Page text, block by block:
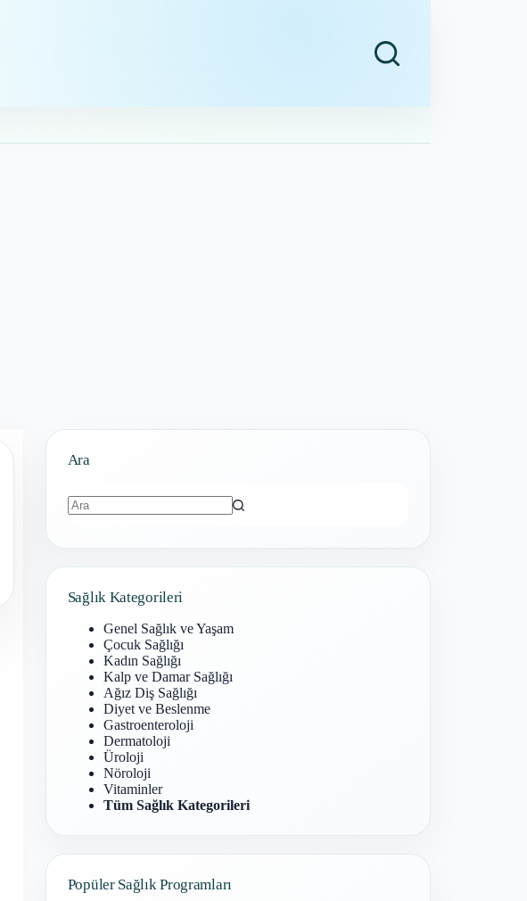
Ara
bulunamadı
Sağlık Kategorileri
Genel Sağlık ve Yaşam
Çocuk Sağlığı
Kadın Sağlığı
Kalp ve Damar Sağlığı
Ağız Diş Sağlığı
Diyet ve Beslenme
Gastroenteroloji
Dermatoloji
Üroloji
Nöroloji
Vitaminler
Tüm Sağlık Kategorileri
Popüler Sağlık Programları